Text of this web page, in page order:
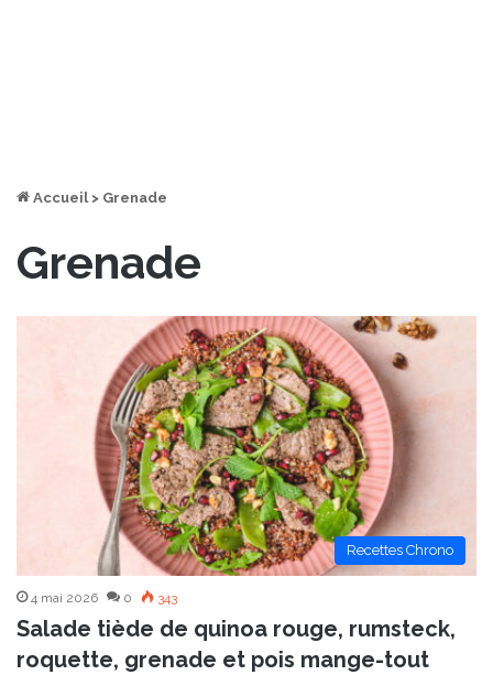
Accueil > Grenade
Grenade
Recettes Chrono
4 mai 2026 0 343
Salade tiède de quinoa rouge, rumsteck,
roquette, grenade et pois mange-tout